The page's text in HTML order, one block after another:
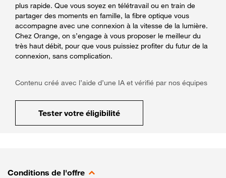
plus rapide. Que vous soyez en télétravail ou en train de
partager des moments en famille, la fibre optique vous
accompagne avec une connexion à la vitesse de la lumière.
Chez Orange, on s’engage à vous proposer le meilleur du
très haut débit, pour que vous puissiez profiter du futur de la
connexion, sans complication.
Contenu créé avec l’aide d’une IA et vérifié par nos équipes
Tester votre éligibilité
Conditions de l'offre